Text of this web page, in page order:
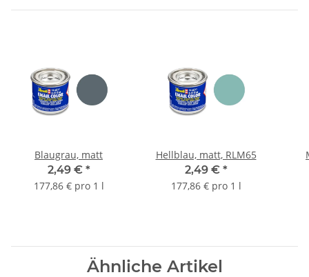
Blaugrau, matt
2,49 € *
177,86 € pro 1 l
Hellblau, matt, RLM65
2,49 € *
177,86 € pro 1 l
Ähnliche Artikel